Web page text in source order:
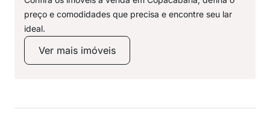
preço e comodidades que precisa e encontre seu lar
ideal.
Ver mais imóveis